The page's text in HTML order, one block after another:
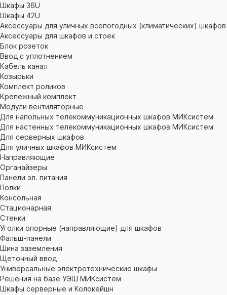
Шкафы 36U
Шкафы 42U
Аксессуары для уличных всепогодных (климатических) шкафов
Аксессуары для шкафов и стоек
Блок розеток
Ввод с уплотнением
Кабель канал
Козырьки
Комплект роликов
Крепежный комплект
Модули вентиляторные
Для напольных телекоммуникационных шкафов МИКсистем
Для настенных телекоммуникационных шкафов МИКсистем
Для серверных шкафов
Для уличных шкафов МИКсистем
Направляющие
Органайзеры
Панели эл. питания
Полки
Консольная
Стационарная
Стенки
Уголки опорные (направляющие) для шкафов
Фальш-панели
Шина заземления
Щеточный ввод
Универсальные электротехнические шкафы
Решения на базе УЭШ МИКсистем
Шкафы серверные и Колокейшн